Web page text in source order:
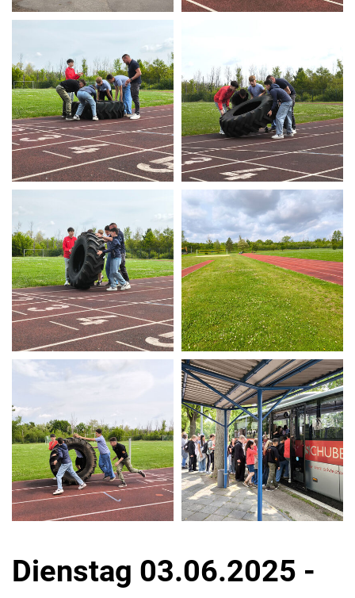
Dienstag 03.06.2025 -